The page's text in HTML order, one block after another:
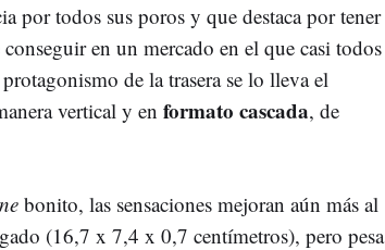
por todos sus poros y que destaca por tener
en un mercado en el que casi todos
de la trasera se lo lleva el
vertical y en formato cascada, de
bonito, las sensaciones mejoran aún más al
(16,7 x 7,4 x 0,7 centímetros), pero pesa